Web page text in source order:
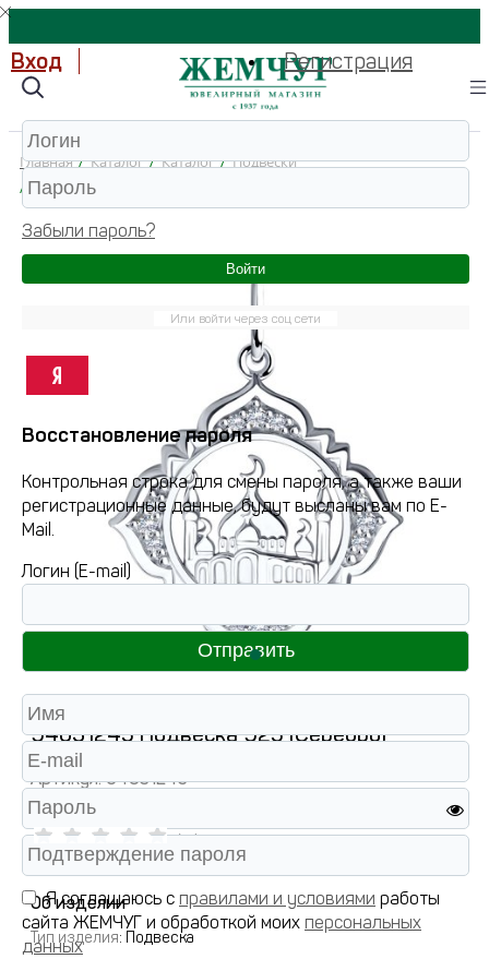
Главная / Каталог / Каталог / Подвески
/ подвески мусульманские
94031245 Подвеска 925 (Серебро)
Артикул:94031245
( 0 )
Об изделии
Тип изделия: Подвеска
Вход Регистрация
Забыли пароль?
Войти
Или войти через соц сети
Восстановление пароля
Контрольная строка для смены пароля, а также ваши
регистрационные данные, будут высланы вам по E-
Mail.
Логин (E-mail)
Я соглашаюсь с правилами и условиями работы
сайта ЖЕМЧУГ и обработкой моих персональных
данных